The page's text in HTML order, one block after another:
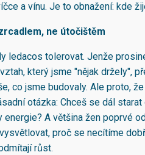
a vínu. Je to obnažení: kde
ne útočištěm
ledacos tolerovat. Jenže
který jsme "nějak držely",
co jsme budovaly. Ale proto,
otázka: Chceš se dál
A většina žen poprvé
proč se necítíme
růst.